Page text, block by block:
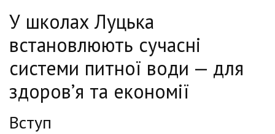
У школах Луцька
встановлюють сучасні
системи питної води — для
здоров’я та економії
Вступ